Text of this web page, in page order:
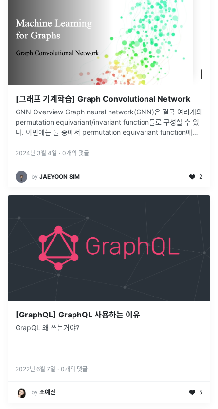
[그래프 기계학습] Graph Convolutional Network
GNN Overview Graph neural network(GNN)은 결국 여러개의
permutation equivariant/invariant function들로 구성할 수 있
다. 이번에는 둘 중에서 permutation equivariant function에
2024년 3월 4일 · 0개의 댓글
by JAEYOON SIM 2
[GraphQL] GraphQL 사용하는 이유
GrapQL 왜 쓰는거야?
2022년 6월 7일 · 0개의 댓글
by 조예진 5